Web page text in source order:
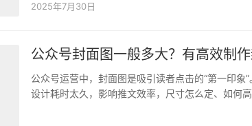
2025年7月30日
公众号封面图一般多大？有高效制作
公众号运营中，封面图是吸引读者点击的“第一印象
设计耗时太久，影响推文效率，尺寸怎么定、如何